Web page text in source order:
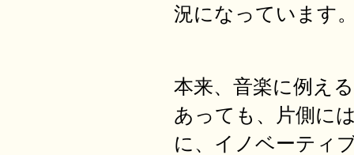
況になっています
本来、音楽に例え
あっても、片側に
に、イノベーティ